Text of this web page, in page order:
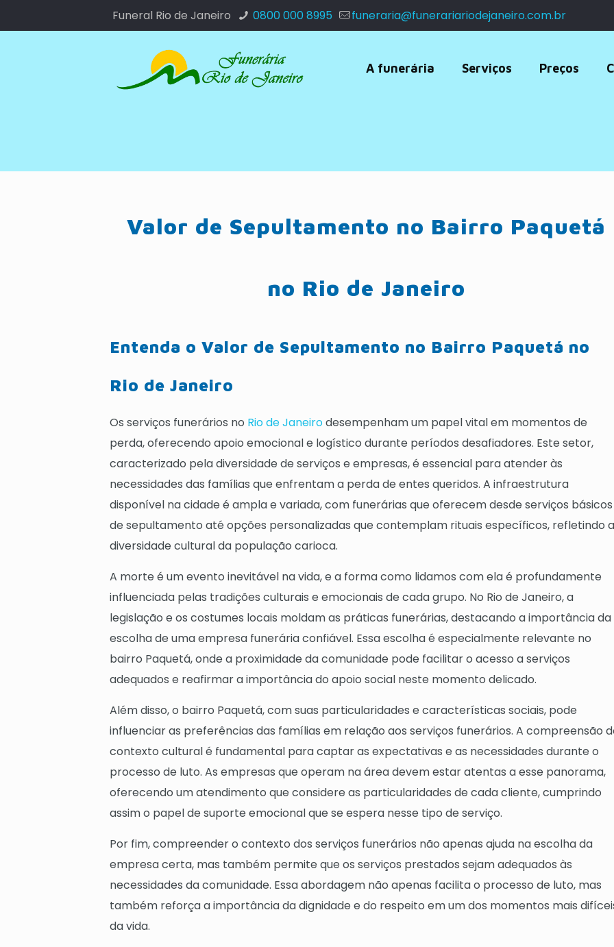
Funeral Rio de Janeiro 0800 000 8995 funeraria@funerariariodejaneiro.com.br
A funerária Serviços Preços
Valor de Sepultamento no Bairro Paquetá
no Rio de Janeiro
Entenda o Valor de Sepultamento no Bairro Paquetá no
Rio de Janeiro
Os serviços funerários no Rio de Janeirodesempenham um papel vital em momentos de
perda, oferecendo apoio emocional e logístico durante períodos desafiadores. Este setor,
caracterizado pela diversidade de serviços e empresas, é essencial para atender às
necessidades das famílias que enfrentam a perda de entes queridos. A infraestrutura
disponível na cidade é ampla e variada, com funerárias que oferecem desde serviços básicos
de sepultamento até opções personalizadas que contemplam rituais específicos, refletindo a
diversidade cultural da população carioca.
A morte é um evento inevitável na vida, e a forma como lidamos com ela é profundamente
influenciada pelas tradições culturais e emocionais de cada grupo. No Rio de Janeiro, a
legislação e os costumes locais moldam as práticas funerárias, destacando a importância da
escolha de uma empresa funerária confiável. Essa escolha é especialmente relevante no
bairro Paquetá, onde a proximidade da comunidade pode facilitar o acesso a serviços
adequados e reafirmar a importância do apoio social neste momento delicado.
Além disso, o bairro Paquetá, com suas particularidades e características sociais, pode
influenciar as preferências das famílias em relação aos serviços funerários. A compreensão
contexto cultural é fundamental para captar as expectativas e as necessidades durante o
processo de luto. As empresas que operam na área devem estar atentas a esse panorama,
oferecendo um atendimento que considere as particularidades de cada cliente, cumprindo
assim o papel de suporte emocional que se espera nesse tipo de serviço.
Por fim, compreender o contexto dos serviços funerários não apenas ajuda na escolha da
empresa certa, mas também permite que os serviços prestados sejam adequados às
necessidades da comunidade. Essa abordagem não apenas facilita o processo de luto, mas
também reforça a importância da dignidade e do respeito em um dos momentos mais
da vida.